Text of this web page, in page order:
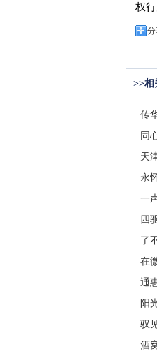
权
分
>>相
传
同
天
永
一
四
了
在
通
阳
驭
酒